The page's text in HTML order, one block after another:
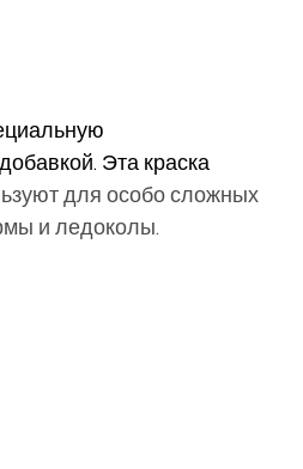
Эта краска
для особо сложных
и ледоколы.